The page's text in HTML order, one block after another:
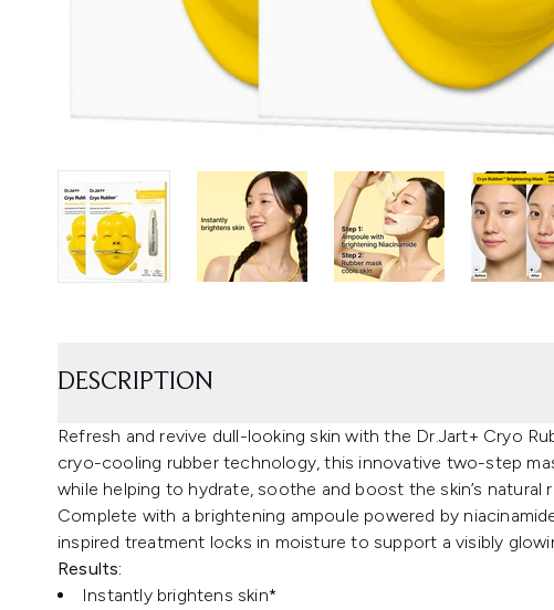
DESCRIPTION
Refresh and revive dull-looking skin with the Dr.Jart+ Cryo
cryo-cooling rubber technology, this innovative two-step
while helping to hydrate, soothe and boost the skin’s natural
Complete with a brightening ampoule powered by
inspired treatment locks in moisture to support a visibly
Results:
Instantly brightens skin*